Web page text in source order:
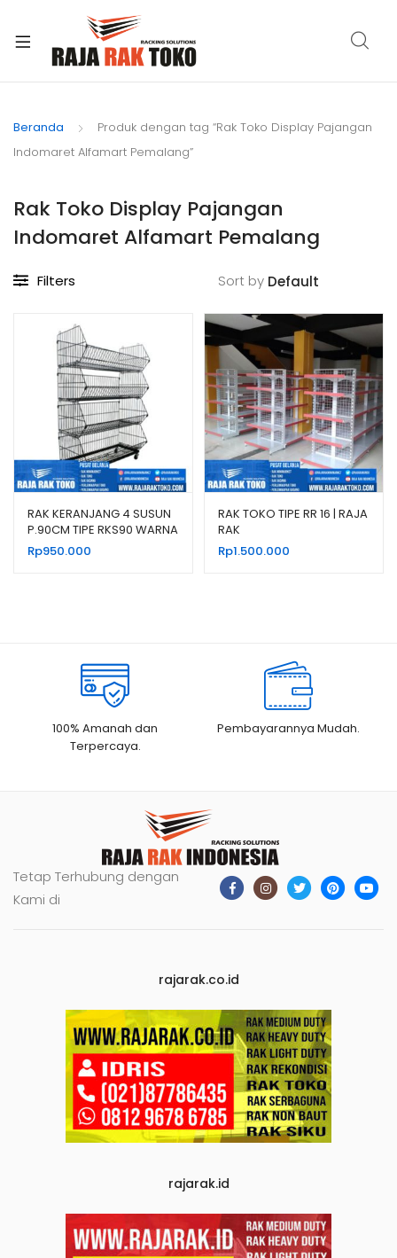
Beranda
Produk dengan tag “Rak Toko Display Pajangan
Indomaret Alfamart Pemalang”
Rak Toko Display Pajangan
Indomaret Alfamart Pemalang
Filters Sort by
RAK KERANJANG 4 SUSUN
P.90CM TIPE RKS90 WARNA
HITAM & PUTIH
Rp950.000
RAK TOKO TIPE RR 16 | RAJA
RAK
Rp1.500.000
100% Amanah dan
Terpercaya.
Pembayarannya Mudah.
Tetap Terhubung dengan
Kami di
rajarak.co.id
rajarak.id